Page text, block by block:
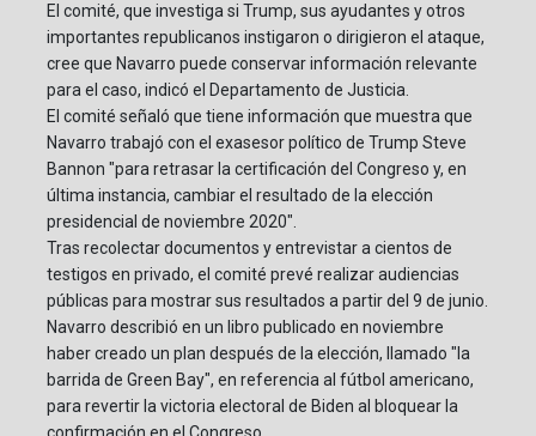
El comité, que investiga si Trump, sus ayudantes y otros
importantes republicanos instigaron o dirigieron el ataque,
cree que Navarro puede conservar información relevante
para el caso, indicó el Departamento de Justicia.
El comité señaló que tiene información que muestra que
Navarro trabajó con el exasesor político de Trump Steve
Bannon "para retrasar la certificación del Congreso y, en
última instancia, cambiar el resultado de la elección
presidencial de noviembre 2020".
Tras recolectar documentos y entrevistar a cientos de
testigos en privado, el comité prevé realizar audiencias
públicas para mostrar sus resultados a partir del 9 de junio.
Navarro describió en un libro publicado en noviembre
haber creado un plan después de la elección, llamado "la
barrida de Green Bay", en referencia al fútbol americano,
para revertir la victoria electoral de Biden al bloquear la